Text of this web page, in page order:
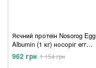
Яєчний протеїн Nosorog Egg
Albumin (1 кг) носоріг егг
альбумін без добавок
962 грн 1 154 грн